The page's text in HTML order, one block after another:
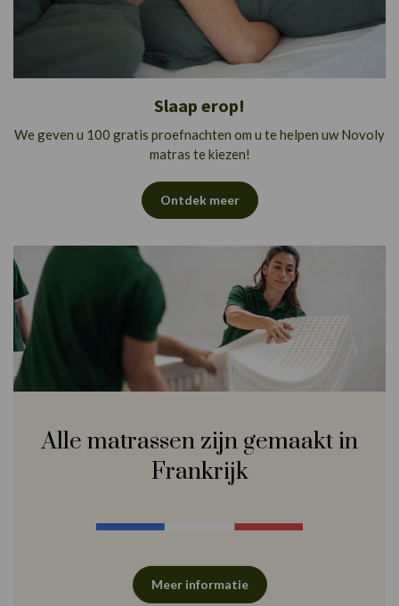
Slaap erop!
We geven u 100 gratis proefnachten om u te helpen uw Novoly
matras te kiezen!
Ontdek meer
Alle matrassen zijn gemaakt in
Frankrijk
Meer informatie